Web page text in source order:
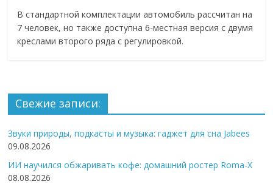
В стандартной комплектации автомобиль рассчитан на
7 человек, но также доступна 6-местная версия с двумя
креслами второго ряда с регулировкой.
Свежие записи:
Звуки природы, подкасты и музыка: гаджет для сна Jabees
09.08.2026
ИИ научился обжаривать кофе: домашний ростер Roma-X
08.08.2026